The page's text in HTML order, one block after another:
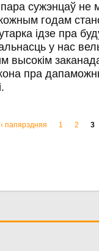
сужэнцаў не
годам
ідзе пра
у нас
высокім
пра
‹ папярэдняя 1 2 3